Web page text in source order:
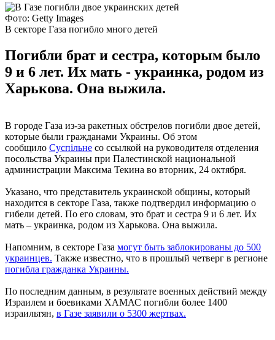
Фото: Getty Images
В секторе Газа погибло много детей
Погибли брат и сестра, которым было
9 и 6 лет. Их мать - украинка, родом из
Харькова. Она выжила.
В городе Газа из-за ракетных обстрелов погибли двое детей,
которые были гражданами Украины. Об этом
сообщило Суспільне со ссылкой на руководителя отделения
посольства Украины при Палестинской национальной
администрации Максима Текина во вторник, 24 октября.
Указано, что представитель украинской общины, который
находится в секторе Газа, также подтвердил информацию о
гибели детей. По его словам, это брат и сестра 9 и 6 лет. Их
мать – украинка, родом из Харькова. Она выжила.
Напомним, в секторе Газа могут быть заблокированы до 500
украинцев. Также известно, что в прошлый четверг в регионе
погибла гражданка Украины.
По последним данным, в результате военных действий между
Израилем и боевиками ХАМАС погибли более 1400
израильтян, в Газе заявили о 5300 жертвах.